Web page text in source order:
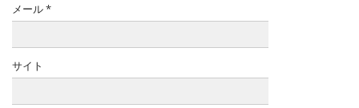
メール*
サイト